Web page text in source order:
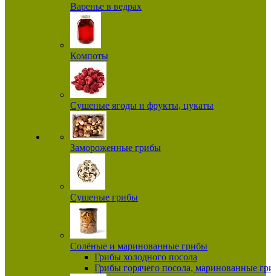
Варенье в ведрах
Компоты
Сушеные ягоды и фрукты, цукаты
Замороженные грибы
Сушеные грибы
Солёные и маринованные грибы
Грибы холодного посола
Грибы горячего посола, маринованные